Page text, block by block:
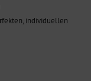
individuellen